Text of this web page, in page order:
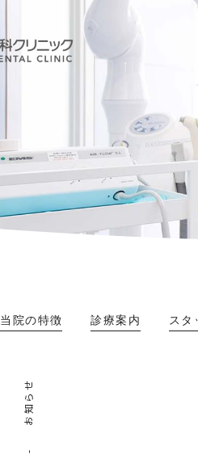
当院の特徴 診療案内 スタ
お知らせ